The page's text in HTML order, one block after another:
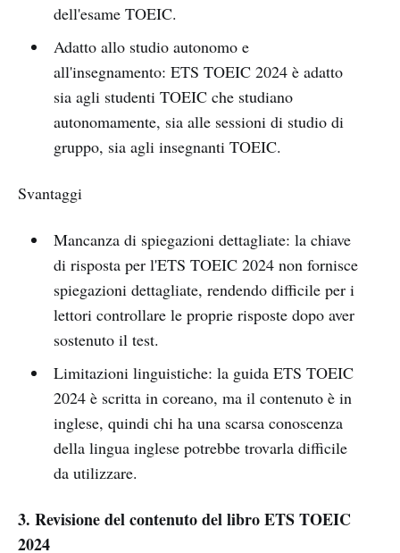
dell'esame TOEIC.
Adatto allo studio autonomo e
all'insegnamento: ETS TOEIC 2024 è adatto
sia agli studenti TOEIC che studiano
autonomamente, sia alle sessioni di studio di
gruppo, sia agli insegnanti TOEIC.
Svantaggi
Mancanza di spiegazioni dettagliate: la chiave
di risposta per l'ETS TOEIC 2024 non fornisce
spiegazioni dettagliate, rendendo difficile per i
lettori controllare le proprie risposte dopo aver
sostenuto il test.
Limitazioni linguistiche: la guida ETS TOEIC
2024 è scritta in coreano, ma il contenuto è in
inglese, quindi chi ha una scarsa conoscenza
della lingua inglese potrebbe trovarla difficile
da utilizzare.
3. Revisione del contenuto del libro ETS TOEIC
2024